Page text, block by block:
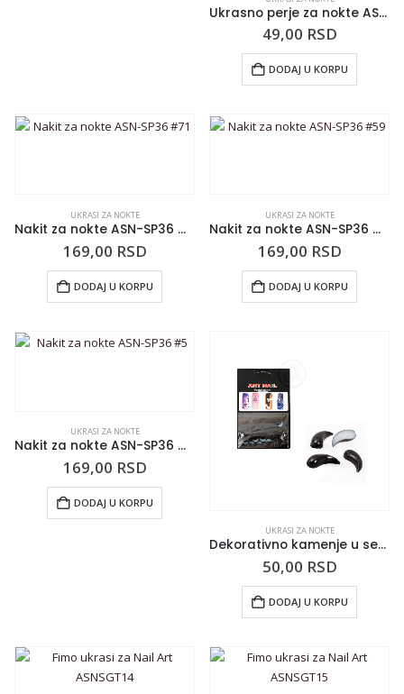
Ukrasno perje za nokte ASN-SP41 Red
49,00 RSD
DODAJ U KORPU
UKRASI ZA NOKTE
Nakit za nokte ASN-SP36 #71
169,00 RSD
DODAJ U KORPU
UKRASI ZA NOKTE
Nakit za nokte ASN-SP36 #59
169,00 RSD
DODAJ U KORPU
UKRASI ZA NOKTE
Nakit za nokte ASN-SP36 #5
169,00 RSD
DODAJ U KORPU
UKRASI ZA NOKTE
Dekorativno kamenje u setu MESEC
50,00 RSD
DODAJ U KORPU